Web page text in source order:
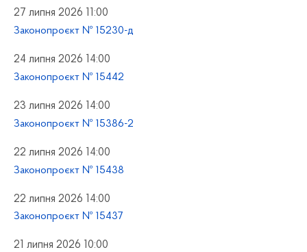
27 липня 2026 11:00
Законопроєкт № 15230-д
24 липня 2026 14:00
Законопроєкт № 15442
23 липня 2026 14:00
Законопроєкт № 15386-2
22 липня 2026 14:00
Законопроєкт № 15438
22 липня 2026 14:00
Законопроєкт № 15437
21 липня 2026 10:00